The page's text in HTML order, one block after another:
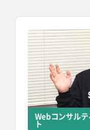
Webコンサル
ト